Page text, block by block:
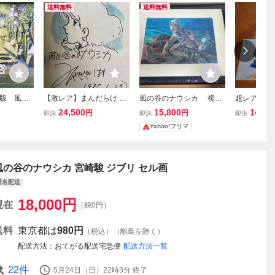
版 風の
送料無料
【激レア】まんだらけ ZE
NBU 86 風の谷のナウシ
即決 24,500円
送料無料
風の谷のナウシカ 複製
原画 （幅545×高さ430
mm） 箱付 宮崎駿 トルメ
キア戦役 セル画 ジブリ
即決 15,800円
Yahoo!フリマ
超レア! ス
風の谷のナ
即決
の谷のナウシカ 宮崎駿 ジブリ セル画
名配送
在 18,000円 （税0円）
料 東京都は980円
（税込）（離島を除く）
配送方法
おてがる配送宅急便 配送方法一覧
22件 5月24日（日）22時3分 終了